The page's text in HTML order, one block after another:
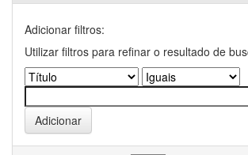
Adicionar filtros:
Utilizar filtros para refinar o resultado de